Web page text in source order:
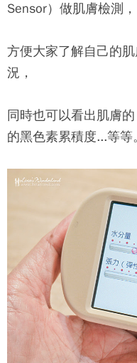
Sensor）做肌膚檢測，
方便大家了解自己的
況，
同時也可以看出肌膚
的黑色素累積度...等等。